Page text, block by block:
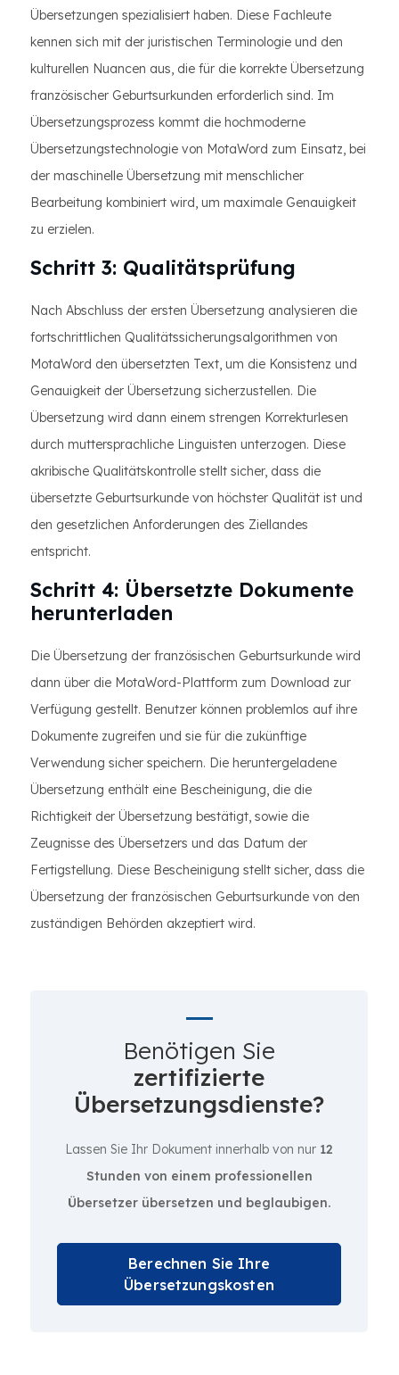
Übersetzungen spezialisiert haben. Diese Fachleute
kennen sich mit der juristischen Terminologie und den
kulturellen Nuancen aus, die für die korrekte Übersetzung
französischer Geburtsurkunden erforderlich sind. Im
Übersetzungsprozess kommt die hochmoderne
Übersetzungstechnologie von MotaWord zum Einsatz, bei
der maschinelle Übersetzung mit menschlicher
Bearbeitung kombiniert wird, um maximale Genauigkeit
zu erzielen.
Schritt 3: Qualitätsprüfung
Nach Abschluss der ersten Übersetzung analysieren die
fortschrittlichen Qualitätssicherungsalgorithmen von
MotaWord den übersetzten Text, um die Konsistenz und
Genauigkeit der Übersetzung sicherzustellen. Die
Übersetzung wird dann einem strengen Korrekturlesen
durch muttersprachliche Linguisten unterzogen. Diese
akribische Qualitätskontrolle stellt sicher, dass die
übersetzte Geburtsurkunde von höchster Qualität ist und
den gesetzlichen Anforderungen des Ziellandes
entspricht.
Schritt 4: Übersetzte Dokumente
herunterladen
Die Übersetzung der französischen Geburtsurkunde wird
dann über die MotaWord-Plattform zum Download zur
Verfügung gestellt. Benutzer können problemlos auf ihre
Dokumente zugreifen und sie für die zukünftige
Verwendung sicher speichern. Die heruntergeladene
Übersetzung enthält eine Bescheinigung, die die
Richtigkeit der Übersetzung bestätigt, sowie die
Zeugnisse des Übersetzers und das Datum der
Fertigstellung. Diese Bescheinigung stellt sicher, dass die
Übersetzung der französischen Geburtsurkunde von den
zuständigen Behörden akzeptiert wird.
Benötigen Sie
zertifizierte
Übersetzungsdienste?
Lassen Sie Ihr Dokument innerhalb von nur 12
Stunden von einem professionellen
Übersetzer übersetzen und beglaubigen.
Berechnen Sie Ihre
Übersetzungskosten